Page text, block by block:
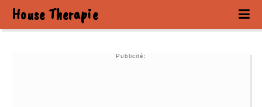
House Therapie
Publicité: